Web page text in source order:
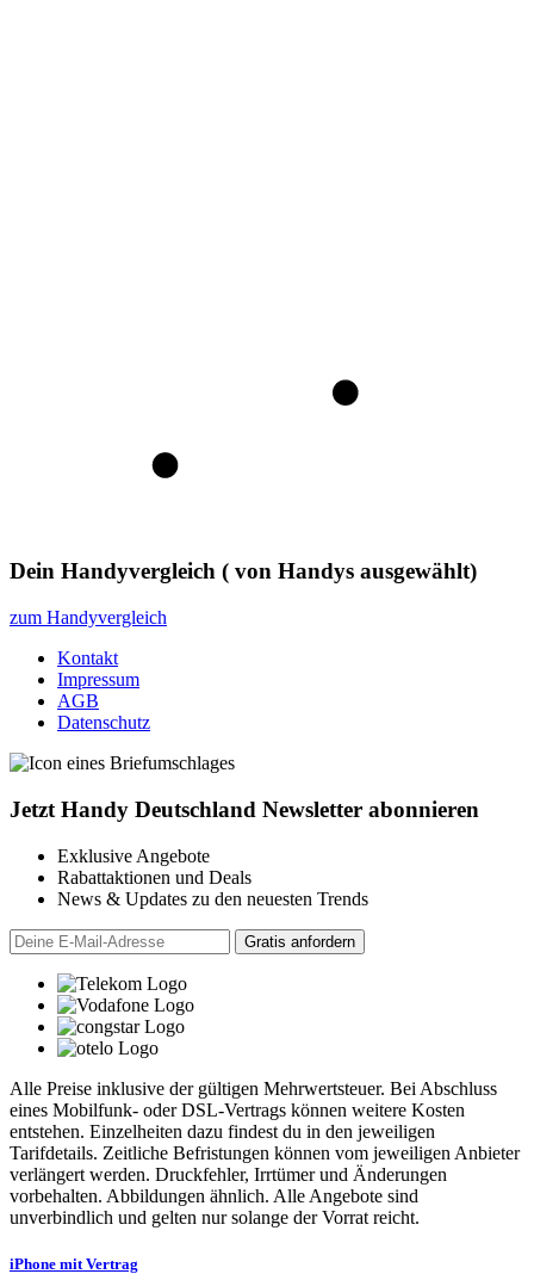
Dein Handyvergleich ( von Handys ausgewählt)
zum Handyvergleich
Kontakt
Impressum
AGB
Datenschutz
Jetzt Handy Deutschland Newsletter abonnieren
Exklusive Angebote
Rabattaktionen und Deals
News & Updates zu den neuesten Trends
Alle Preise inklusive der gültigen Mehrwertsteuer. Bei Abschluss
eines Mobilfunk- oder DSL-Vertrags können weitere Kosten
entstehen. Einzelheiten dazu findest du in den jeweiligen
Tarifdetails. Zeitliche Befristungen können vom jeweiligen Anbieter
verlängert werden. Druckfehler, Irrtümer und Änderungen
vorbehalten. Abbildungen ähnlich. Alle Angebote sind
unverbindlich und gelten nur solange der Vorrat reicht.
iPhone mit Vertrag